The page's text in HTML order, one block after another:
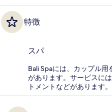
特徴
スパ
Bali Spaには、カップル
があります。サービスに
トメントなどがあります